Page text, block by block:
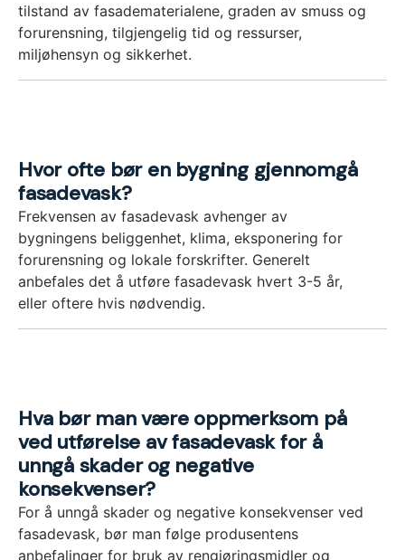
tilstand av fasadematerialene, graden av smuss og
forurensning, tilgjengelig tid og ressurser,
miljøhensyn og sikkerhet.
Hvor ofte bør en bygning gjennomgå
fasadevask?
Frekvensen av fasadevask avhenger av
bygningens beliggenhet, klima, eksponering for
forurensning og lokale forskrifter. Generelt
anbefales det å utføre fasadevask hvert 3-5 år,
eller oftere hvis nødvendig.
Hva bør man være oppmerksom på
ved utførelse av fasadevask for å
unngå skader og negative
konsekvenser?
For å unngå skader og negative konsekvenser ved
fasadevask, bør man følge produsentens
anbefalinger for bruk av rengjøringsmidler og